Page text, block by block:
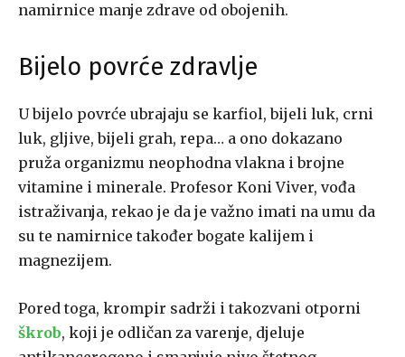
namirnice manje zdrave od obojenih.
Bijelo povrće zdravlje
U bijelo povrće ubrajaju se karfiol, bijeli luk, crni
luk, gljive, bijeli grah, repa… a ono dokazano
pruža organizmu neophodna vlakna i brojne
vitamine i minerale. Profesor Koni Viver, vođa
istraživanja, rekao je da je važno imati na umu da
su te namirnice također bogate kalijem i
magnezijem.
Pored toga, krompir sadrži i takozvani otporni
škrob, koji je odličan za varenje, djeluje